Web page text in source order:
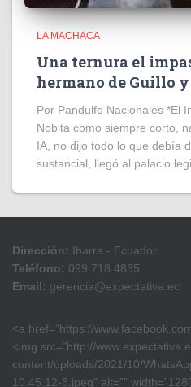
LA MACHACA
Una ternura el
hermano de Guillo
Por Pandulfo Nacionales *El
Nobita como siempre corto,
IA, no dijo todo lo que debía
sustancial, llegó al palacio
Dirección: Ibarra - Ecuador
Teléfono: 099 718 4835
Email: gerencia@expectativa.ec
<a href=”https://
<img src=”http://
content/uploads/2021/10/
10.45.12-8.jpeg” alt=””